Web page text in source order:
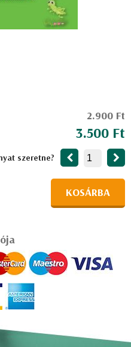
2.900 Ft
3.500 Ft
szeretne?
KOSÁRBA